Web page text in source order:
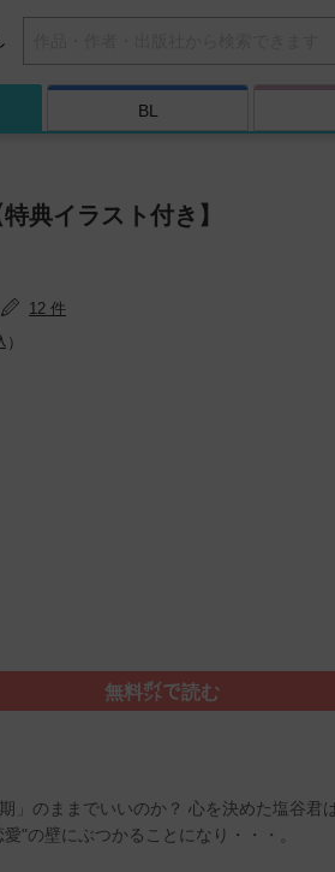
BL
典イラスト付き】
12 件
無料㌽で読む
のままでいいのか？ 心を決めた塩谷君
"の壁にぶつかることになり・・・。